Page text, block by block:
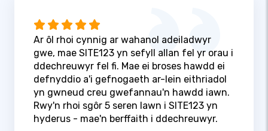
Ar ôl rhoi cynnig ar wahanol adeiladwyr
gwe, mae SITE123 yn sefyll allan fel yr orau i
ddechreuwyr fel fi. Mae ei broses hawdd ei
defnyddio a'i gefnogaeth ar-lein eithriadol
yn gwneud creu gwefannau'n hawdd iawn.
Rwy'n rhoi sgôr 5 seren lawn i SITE123 yn
hyderus - mae'n berffaith i ddechreuwyr.